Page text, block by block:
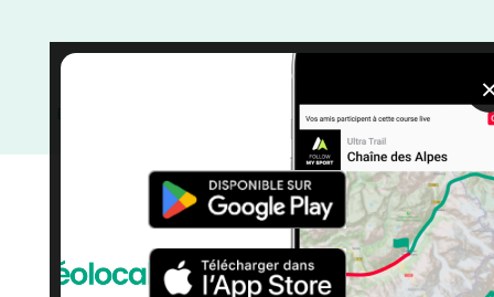
Distance Faible
courses/Course à